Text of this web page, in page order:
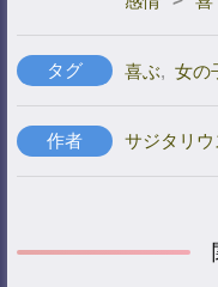
タグ 喜ぶ, 女の
作者 サジタリウ